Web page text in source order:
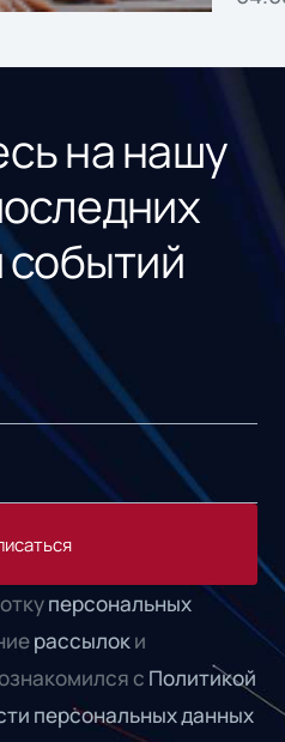
на нашу
событий
персональных
рассылоки
с Политикой
персональных данных